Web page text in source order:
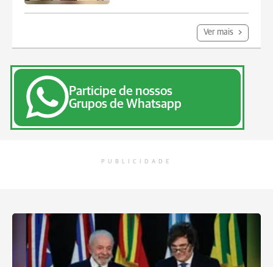
Ver mais
Participe de nossos
Grupos de Whatsapp
PUBLICIDADE